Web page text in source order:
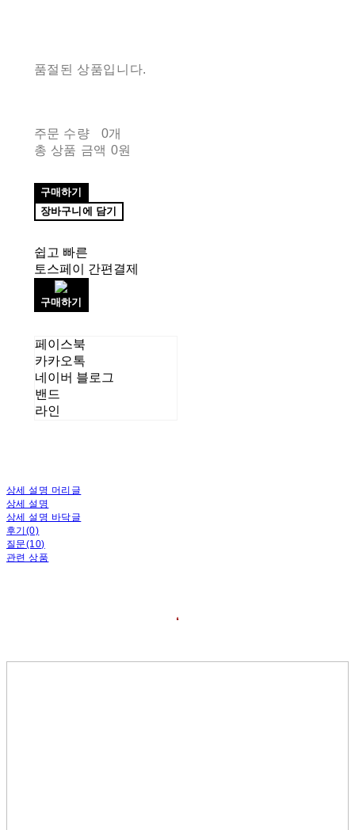
품절된 상품입니다.
주문 수량
0개
총 상품 금액 0원
구매하기
장바구니에 담기
쉽고 빠른
토스페이 간편결제
구매하기
페이스북
카카오톡
네이버 블로그
밴드
라인
상세 설명 머리글
상세 설명
상세 설명 바닥글
후기(0)
질문(10)
관련 상품
❛